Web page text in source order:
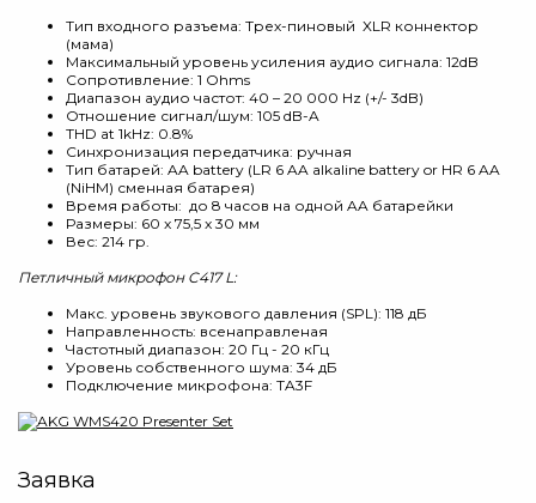
Тип входного разъема: Трех-пиновый XLR коннектор
(мама)
Максимальный уровень усиления аудио сигнала: 12dB
Сопротивление: 1 Ohms
Диапазон аудио частот: 40 – 20 000 Hz (+/- 3dB)
Отношение сигнал/шум: 105 dB-A
THD at 1kHz: 0.8%
Синхронизация передатчика: ручная
Тип батарей: AA battery (LR 6 AA alkaline battery or HR 6 AA
(NiHM) сменная батарея)
Время работы: до 8 часов на одной AA батарейки
Размеры: 60 x 75,5 x 30 мм
Вес: 214 гр.
Петличный микрофон C417 L:
Макс. уровень звукового давления (SPL): 118 дБ
Направленность: всенаправленая
Частотный диапазон: 20 Гц - 20 кГц
Уровень собственного шума: 34 дБ
Подключение микрофона: TA3F
Заявка